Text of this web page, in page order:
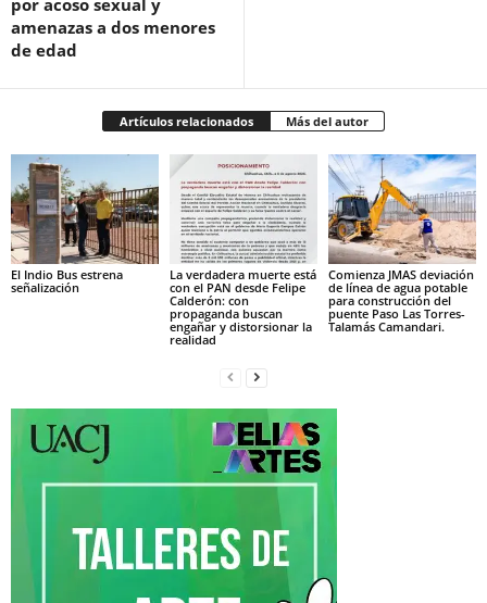
amenazas a dos menores
de edad
Artículos relacionados Más del autor
El Indio Bus estrena
señalización
La verdadera muerte está
con el PAN desde Felipe
Calderón: con
propaganda buscan
engañar y distorsionar la
realidad
Comienza JMAS deviación
de línea de agua potable
para construcción del
puente Paso Las Torres-
Talamás Camandari.